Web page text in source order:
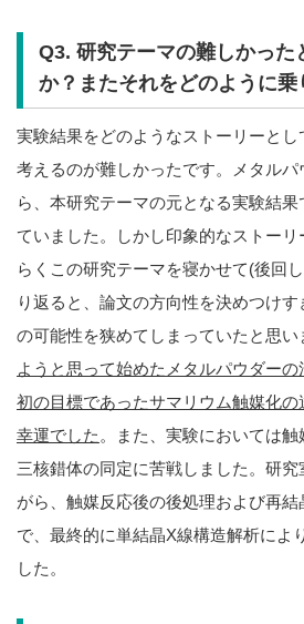
Q3. 研究テーマの難しかった
か？またそれをどのように乗
実験結果をどのようなストーリーと
考えるのが難しかったです。メタル
ら、本研究テーマの元となる実験結果
ていました。しかし印象的なストー
らくこの研究テーマを寝かせて(後回
り返ると、論文の方向性を決めつけ
の可能性を狭めてしまっていたと思い
ようと思って始めたメタルパウダー
初の目標であったサマリウム触媒化
幸運でした 。また、実験においては
三核錯体の同定に苦戦しました。研
がら、触媒反応後の後処理および再結
で、最終的に単結晶X線構造解析によ
した。